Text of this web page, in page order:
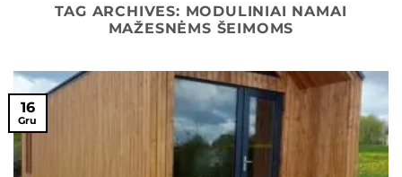
TAG ARCHIVES: MODULINIAI NAMAI
MAŽESNĖMS ŠEIMOMS
16
Gru